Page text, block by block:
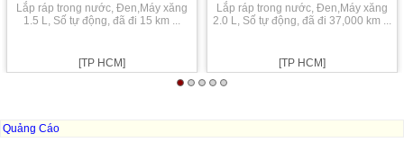
Lắp ráp trong nước, Đen,Máy xăng
1.5 L, Số tự động, đã đi 15 km ...
[TP HCM]
Lắp ráp trong nước, Đen,Máy xăng
2.0 L, Số tự động, đã đi 37,000 km ...
[TP HCM]
Quảng Cáo